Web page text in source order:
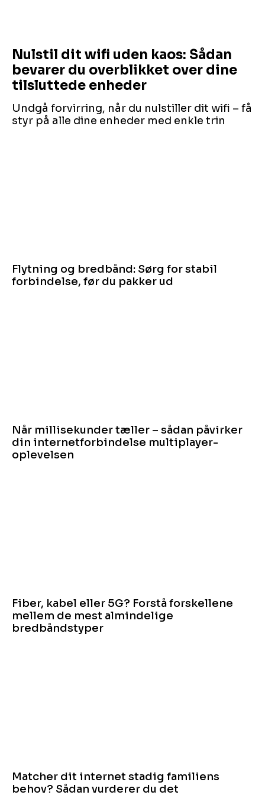
Nulstil dit wifi uden kaos: Sådan
bevarer du overblikket over dine
tilsluttede enheder
Undgå forvirring, når du nulstiller dit wifi – få
styr på alle dine enheder med enkle trin
Flytning og bredbånd: Sørg for stabil
forbindelse, før du pakker ud
Når millisekunder tæller – sådan påvirker
din internetforbindelse multiplayer-
oplevelsen
Fiber, kabel eller 5G? Forstå forskellene
mellem de mest almindelige
bredbåndstyper
Matcher dit internet stadig familiens
behov? Sådan vurderer du det